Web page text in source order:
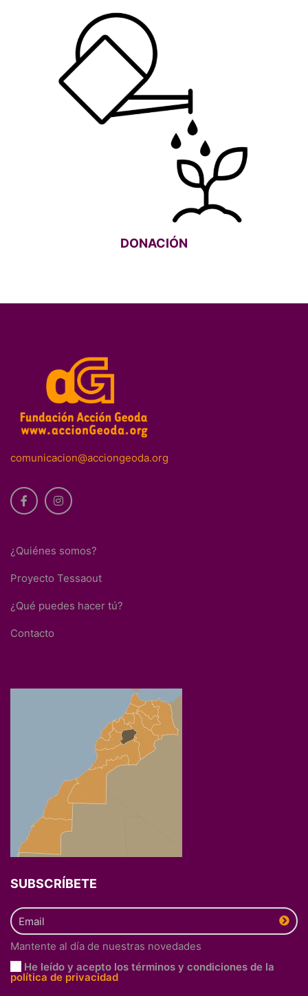
DONACIÓN
comunicacion@acciongeoda.org
¿Quiénes somos?
Proyecto Tessaout
¿Qué puedes hacer tú?
Contacto
SUBSCRÍBETE
Mantente al día de nuestras novedades
He leído y acepto los términos y condiciones de la
política de privacidad